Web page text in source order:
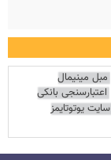
مبل مینیمال
اعتبارسنجی بانکی
سایت یوتوتایمز